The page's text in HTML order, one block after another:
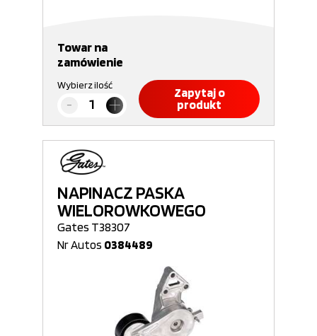
Towar na
zamówienie
Wybierz ilość
Zapytaj o
produkt
NAPINACZ PASKA
WIELOROWKOWEGO
Gates T38307
Nr Autos 0384489